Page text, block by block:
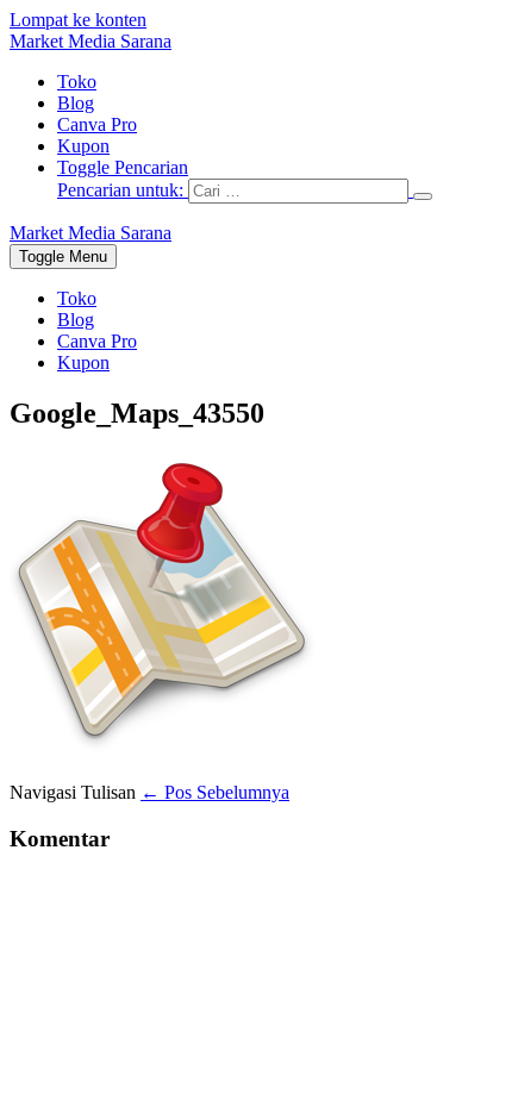
Lompat ke konten
Market Media Sarana
Toko
Blog
Canva Pro
Kupon
Toggle Pencarian
Pencarian untuk:
Market Media Sarana
Toggle Menu
Toko
Blog
Canva Pro
Kupon
Google_Maps_43550
Navigasi Tulisan ← Pos Sebelumnya
Komentar